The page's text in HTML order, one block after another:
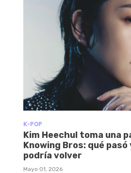
K-POP
Kim Heechul toma una
Knowing Bros: qué pasó
podría volver
Mayo 01, 2026